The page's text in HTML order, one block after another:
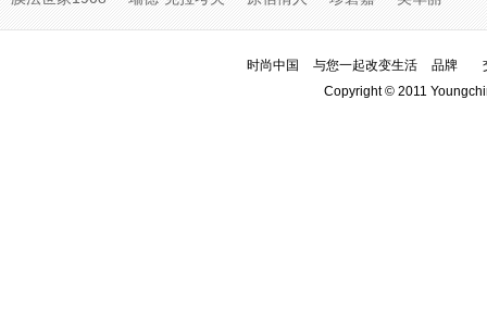
时尚中国 与您一起改变生活 品牌
Copyright © 2011